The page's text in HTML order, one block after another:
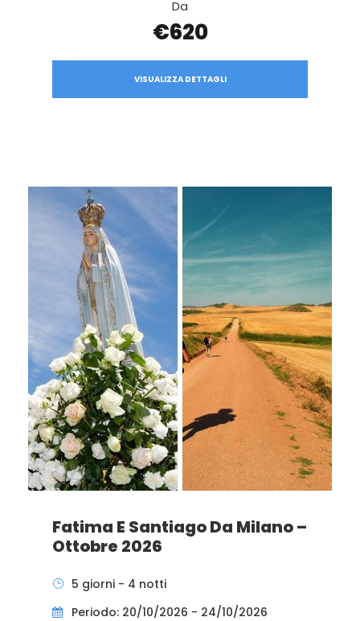
Da
€620
VISUALIZZA DETTAGLI
Fatima E Santiago Da Milano –
Ottobre 2026
5 giorni - 4 notti
Periodo: 20/10/2026 - 24/10/2026